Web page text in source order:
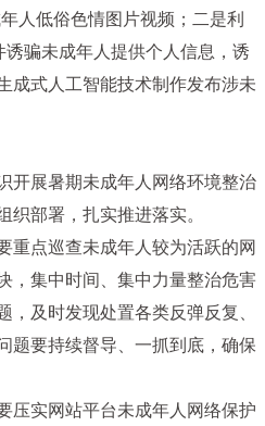
人低俗色情图片视频；二是利
诱骗未成年人提供个人信息，诱
成式人工智能技术制作发布涉未
开展暑期未成年人网络环境整治
织部署，扎实推进落实。
重点巡查未成年人较为活跃的网
，集中时间、集中力量整治危害
，及时发现处置各类反弹反复、
题要持续督导、一抓到底，确保
压实网站平台未成年人网络保护